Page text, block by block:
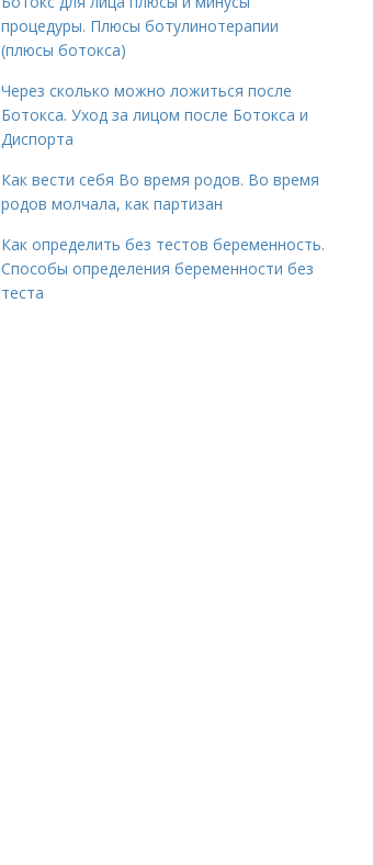
процедуры. Плюсы ботулинотерапии
(плюсы ботокса)
Через сколько можно ложиться после
Ботокса. Уход за лицом после Ботокса и
Диспорта
Как вести себя Во время родов. Во время
родов молчала, как партизан
Как определить без тестов беременность.
Способы определения беременности без
теста